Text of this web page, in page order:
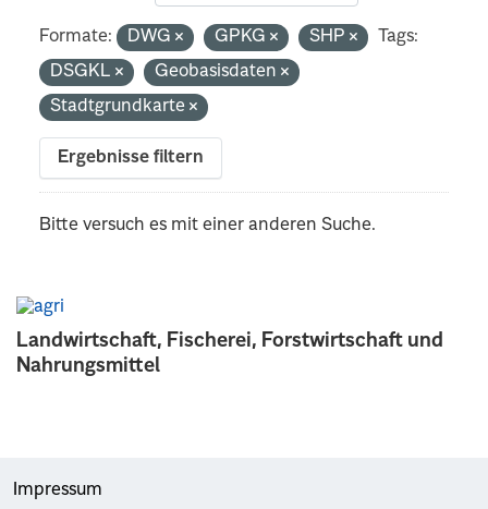
Landwirtschaft, Fischerei, Forstwirtschaft und
Nahrungsmittel
Formate: DWG GPKG SHP
Tags:
DSGKL
Geobasisdaten
Stadtgrundkarte
Ergebnisse filtern
Bitte versuch es mit einer anderen Suche.
Impressum